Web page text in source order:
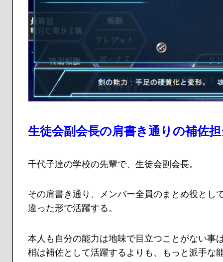
生徒会副会長の肩書き通りの補佐
千代子達の学校の先輩で、生徒会副会長。
その肩書き通り、メンバー全員のまとめ役とし
違った形で活躍する。
本人も自分の能力は地味で目立つことがない事
梢は補佐として活躍するよりも、もっと派手な